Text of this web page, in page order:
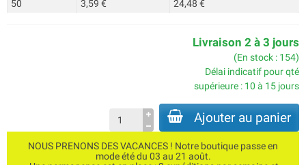
50
3,59 € 24,48 €
Livraison 2 à 3 jours
(En stock : 154)
Délai indicatif pour qté
supérieure : 10 à 15 jours
Ajouter au panier
NOUS PRENONS DES VACANCES ! Notre boutique passe en
mode été du 03 au 21 août.